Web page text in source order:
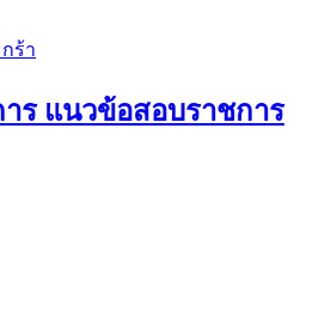
ร้า
ร แนวข้อสอบราชการ